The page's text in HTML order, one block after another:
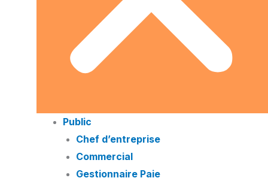
Public
Chef d’entreprise
Commercial
Gestionnaire Paie